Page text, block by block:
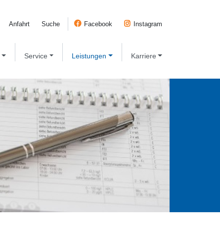
Service Leistungen Karriere
Anfahrt Suche Facebook Instagram